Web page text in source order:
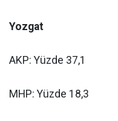
Yozgat
AKP: Yüzde 37,1
MHP: Yüzde 18,3